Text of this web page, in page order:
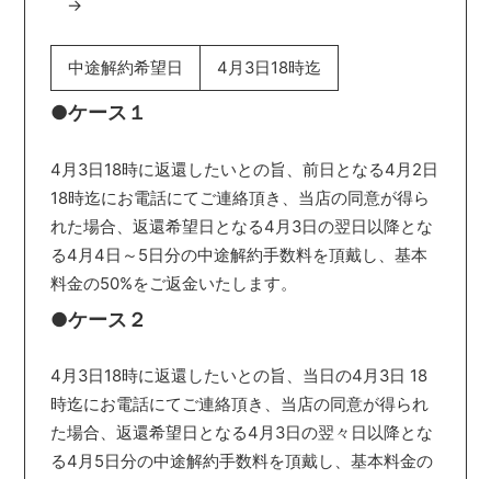
中途解約希望日 4月3日18時迄
●ケース１
4月3日18時に返還したいとの旨、前日となる4月2日
18時迄にお電話にてご連絡頂き、当店の同意が得ら
れた場合、返還希望日となる4月3日の翌日以降とな
る4月4日～5日分の中途解約手数料を頂戴し、基本
料金の50%をご返金いたします。
●ケース２
4月3日18時に返還したいとの旨、当日の4月3日 18
時迄にお電話にてご連絡頂き、当店の同意が得られ
た場合、返還希望日となる4月3日の翌々日以降とな
る4月5日分の中途解約手数料を頂戴し、基本料金の